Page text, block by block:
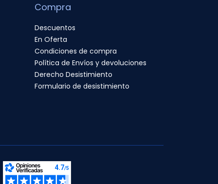
Compra
Descuentos
En Oferta
Condiciones de compra
Política de Envíos y devoluciones
Derecho Desistimiento
Formulario de desistimiento